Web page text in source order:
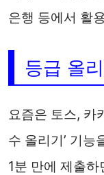
은행 등에서 활
등급 올
요즘은 토스, 카
수 올리기’ 기능
1분 만에 제출